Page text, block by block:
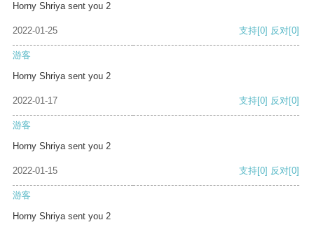
Horny Shriya sent you 2
2022-01-25 支持[0] 反对[0]
游客
Horny Shriya sent you 2
2022-01-17 支持[0] 反对[0]
游客
Horny Shriya sent you 2
2022-01-15 支持[0] 反对[0]
游客
Horny Shriya sent you 2